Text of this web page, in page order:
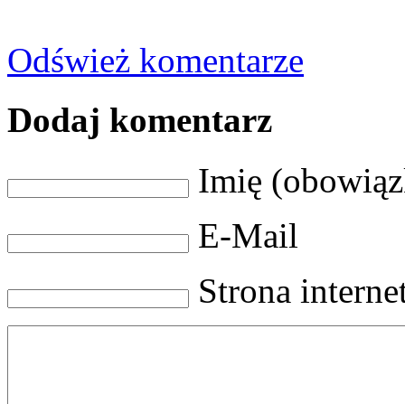
Odśwież komentarze
Dodaj komentarz
Imię
E-Mail
Strona